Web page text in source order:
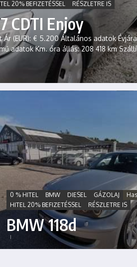
20% BEFIZETÉSSEL RÉSZLETRE IS
CDTI Enjoy
Ár (EUR): € 5.200 Általános adatok
adatok Km. óra állás: 208 418 km
0 % HITEL BMW DIESEL GÁZOLAJ
HITEL 20% BEFIZETÉSSEL
RÉSZLETRE IS
BMW 118d